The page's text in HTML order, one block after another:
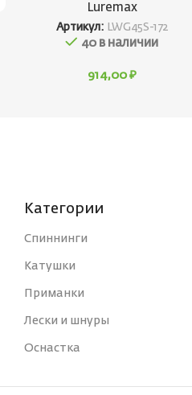
Luremax
Артикул: LWG45S-172
40 в наличии
914,00 ₽
Категории
Спиннинги
Катушки
Приманки
Лески и шнуры
Оснастка